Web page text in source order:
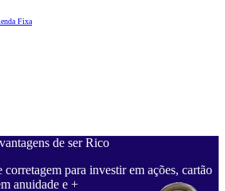
Fixa
de ser Rico
corretagem para investir em ações, cartão
anuidade e +